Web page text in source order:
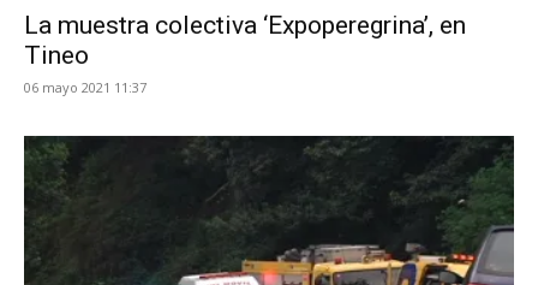
La muestra colectiva ‘Expoperegrina’, en
Tineo
06 mayo 2021 11:37